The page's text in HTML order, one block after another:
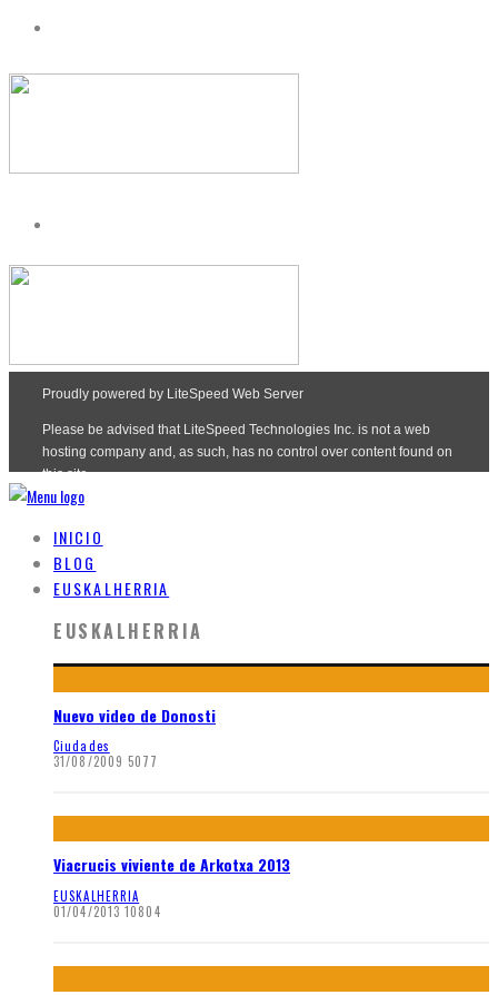
INICIO
BLOG
EUSKALHERRIA
EUSKALHERRIA
Nuevo video de Donosti
Ciudades
31/08/2009 5077
Viacrucis viviente de Arkotxa 2013
EUSKALHERRIA
01/04/2013 10804